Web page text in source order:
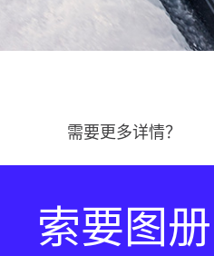
需要更多详情？
索要图册